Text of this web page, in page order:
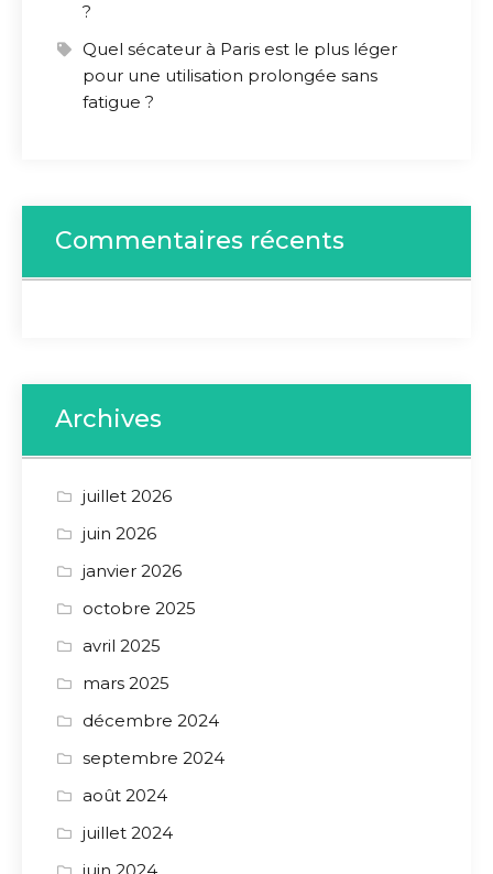
?
Quel sécateur à Paris est le plus léger
pour une utilisation prolongée sans
fatigue ?
Commentaires récents
Archives
juillet 2026
juin 2026
janvier 2026
octobre 2025
avril 2025
mars 2025
décembre 2024
septembre 2024
août 2024
juillet 2024